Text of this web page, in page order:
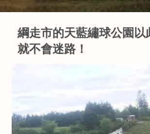
綱走市的天藍繡球公園以
就不會迷路！